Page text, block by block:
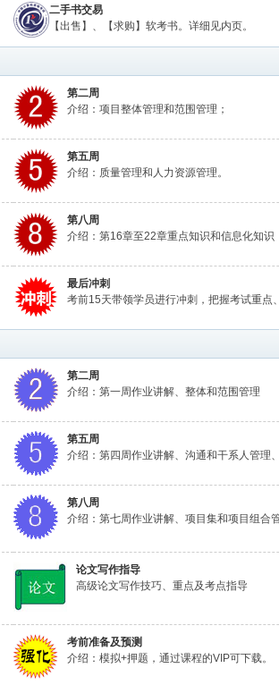
二手书交易
【出售】、【求购】软考书。详细见内页。
第二周
介绍：项目整体管理和范围管理；
第五周
介绍：质量管理和人力资源管理。
第八周
介绍：第16章至22章重点知识和信息化知识
最后冲刺
考前15天带领学员进行冲刺，把握考试重点
第二周
介绍：第一周作业讲解、整体和范围管理
第五周
介绍：第四周作业讲解、沟通和干系人管理
第八周
介绍：第七周作业讲解、项目集和项目组合
论文写作指导
高级论文写作技巧、重点及考点指导
考前准备及预测
介绍：模拟+押题，通过课程的VIP可下载。